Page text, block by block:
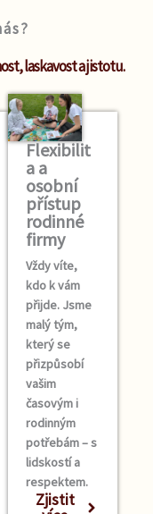
laskavost a jistotu.
Flexibilit
a a
osobní
přístup
rodinné
firmy
Vždy víte,
kdo k vám
přijde. Jsme
malý tým,
který se
přizpůsobí
vašim
časovým i
rodinným
potřebám – s
lidskostí a
respektem.
Zjistit